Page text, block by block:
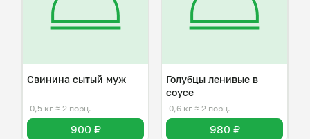
Свинина сытый муж
0,5 кг ≈ 2 порц.
900 ₽
Голубцы ленивые в
соусе
0,6 кг ≈ 2 порц.
980 ₽